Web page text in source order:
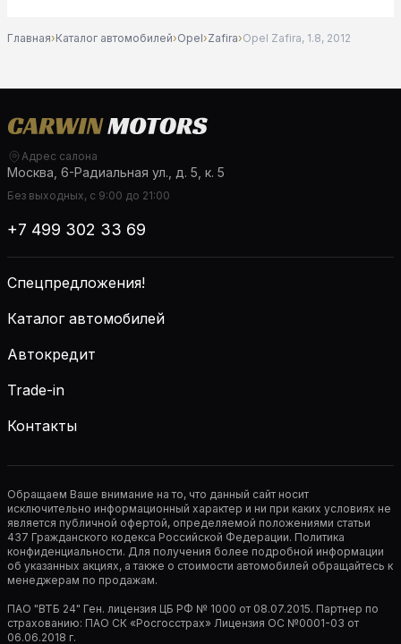
Главная›Каталог автомобилей›Opel›Zafira›Opel Zafira, 1.8, 2012
Адрес салона
Москва, 6-Радиальная ул., д. 5, к. 5
Без выходных, с 9:00 до 21:00
+7 499 302 33 69
Спецпредложения!
Каталог автомобилей
Автокредит
Trade-in
Контакты
Обращаем Ваше внимание на то, что данный сайт носит
исключительно информационный характер и ни при каких условиях не
является публичной офертой, определяемой положениями статьи
437 Гражданского кодекса Российской Федерации. Политика
конфиденциальности. Для получения более подробной информации
об указанных акциях, а также о стоимости автомобилей обращайтесь к
менеджерам по продажам.
ПАО "ВТБ 24" Ген. лицензия ЦБ РФ № 1000 от 08.07.2015. Партнер по
страхованию: ПАО СК «Росгосстрах» Лицензия ОС №0001-03 от
06.06.2018 г.